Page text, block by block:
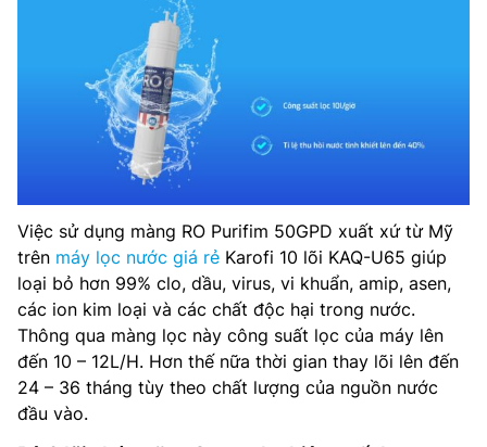
Việc sử dụng màng RO Purifim 50GPD xuất xứ từ Mỹ
trên máy lọc nước giá rẻ Karofi 10 lõi KAQ-U65 giúp
loại bỏ hơn 99% clo, dầu, virus, vi khuẩn, amip, asen,
các ion kim loại và các chất độc hại trong nước.
Thông qua màng lọc này công suất lọc của máy lên
đến 10 – 12L/H. Hơn thế nữa thời gian thay lõi lên đến
24 – 36 tháng tùy theo chất lượng của nguồn nước
đầu vào.